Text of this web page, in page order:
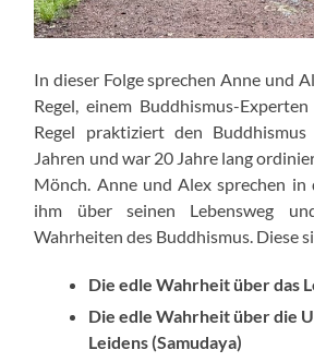
In dieser Folge sprechen Anne und
Regel, einem Buddhismus-
Regel praktiziert den
Jahren und war 20 Jahre lang
Mönch. Anne und Alex sprechen in
ihm über seinen Lebensweg
Wahrheiten des Buddhismus. Diese
Die edle Wahrheit über das
Die edle Wahrheit über die
Leidens (Samudaya)